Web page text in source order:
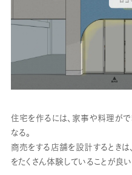
住宅を作るには、家事や料理が
なる。
商売をする店舗を設計するときは
をたくさん体験していることが良い